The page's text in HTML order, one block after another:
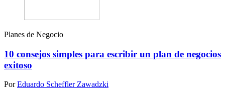
Planes de Negocio
10 consejos simples para escribir un plan de negocios
exitoso
PorEduardo Scheffler Zawadzki